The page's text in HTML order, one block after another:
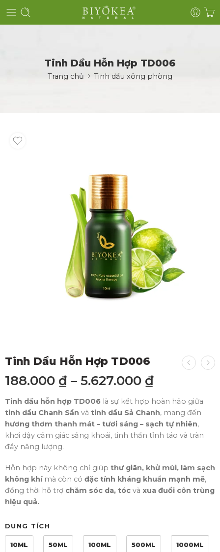
Tinh Dầu Hỗn Hợp TD006
Trang chủ Tinh dầu xông phòng
Tinh Dầu Hỗn Hợp TD006
188.000 ₫ – 5.627.000 ₫
Tinh dầu hỗn hợp TD006 là sự kết hợp hoàn hảo giữa
tinh dầu Chanh Sần và tinh dầu Sả Chanh, mang đến
hương thơm thanh mát – tươi sáng – sạch tự nhiên,
khơi dậy cảm giác sảng khoái, tinh thần tỉnh táo và tràn
đầy năng lượng.
Hỗn hợp này không chỉ giúp thư giãn, khử mùi, làm sạch
không khímà còn có đặc tính kháng khuẩn mạnh mẽ,
đồng thời hỗ trợ chăm sóc da, tóc và xua đuổi côn trùng
hiệu quả.
DUNG TÍCH
10ML 50ML 100ML 500ML 1000ML